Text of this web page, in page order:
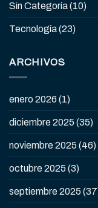
Sin Categoría(10)
Tecnología(23)
ARCHIVOS
enero 2026 (1)
diciembre 2025 (35)
noviembre 2025 (46)
octubre 2025 (3)
septiembre 2025